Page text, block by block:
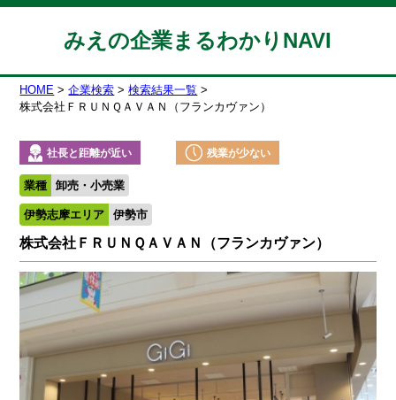
みえの企業まるわかりNAVI
HOME 企業検索
検索結果一覧
株式会社ＦＲＵＮＱＡＶＡＮ（フランカヴァン）
社長と距離が近い 残業が少ない
業種 卸売・小売業
伊勢志摩エリア 伊勢市
株式会社ＦＲＵＮＱＡＶＡＮ（フランカヴァン）